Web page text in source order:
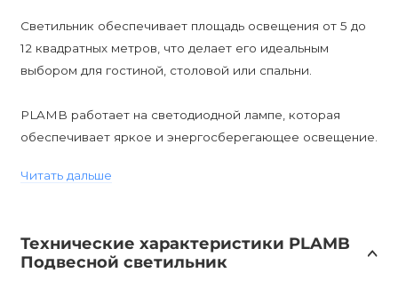
Светильник обеспечивает площадь освещения от 5 до
12 квадратных метров, что делает его идеальным
выбором для гостиной, столовой или спальни.
PLAMB работает на светодиодной лампе, которая
обеспечивает яркое и энергосберегающее освещение.
получаете полный набор для установки.
60 мм, что позволяет установить его на любой высоте,
которая соответствует вашему интерьеру.
Читать дальше
Технические характеристики PLAMB
Подвесной светильник